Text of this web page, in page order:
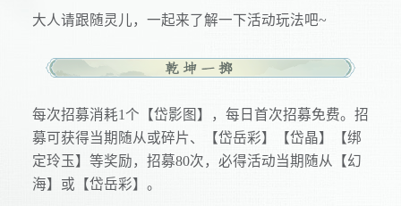
大人请跟随灵儿，一起来了解一下活动玩法吧~
每次招募消耗1个【岱影图】，每日首次招募免费。招
募可获得当期随从或碎片、【岱岳彩】【岱晶】【绑
定玲玉】等奖励，招募80次，必得活动当期随从【幻
海】或【岱岳彩】。